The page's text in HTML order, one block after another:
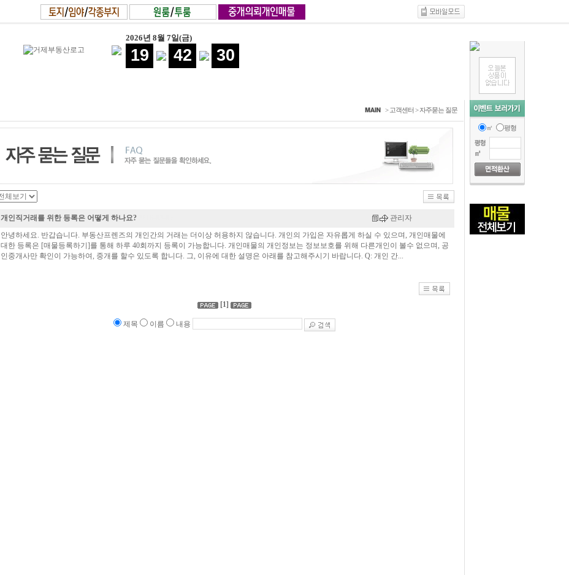
㎡ 평형
2026년 8월 7일(금)
19 42 31
> 고객센터>자주묻는 질문
개인직거래를 위한 등록은 어떻게 하나요?
관리자
안녕하세요. 반갑습니다. 부동산프렌즈의 개인간의 거래는 더이상 허용하지 않습니다. 개인의 가입은 자유롭게 하실 수 있으며, 개인매물에
대한 등록은 [매물등록하기]를 통해 하루 40회까지 등록이 가능합니다. 개인매물의 개인정보는 정보보호를 위해 다른개인이 볼수 없으며, 공
인중개사만 확인이 가능하여, 중개를 할수 있도록 합니다. 그, 이유에 대한 설명은 아래를 참고해주시기 바랍니다. Q: 개인 간...
[1]
제목 이름 내용